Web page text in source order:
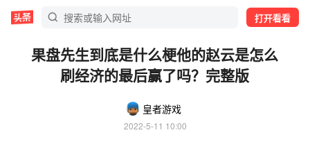
打开看看
果盘先生到底是什么梗他的赵云是怎么
刷经济的最后赢了吗？完整版
皇者游戏
2022-5-11 10:00